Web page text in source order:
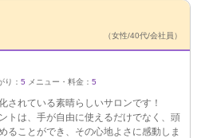
（女性/40代/会社員）
り： 5 メニュー・料金： 5
されている素晴らしいサロンです！
トは、手が自由に使えるだけでなく、頭
ることができ、その心地よさに感動しま